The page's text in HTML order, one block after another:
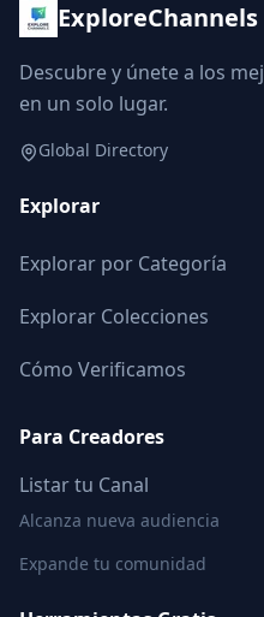
ExploreChannels
Descubre y únete a los
en un solo lugar.
Global Directory
Explorar
Explorar por Categoría
Explorar Colecciones
Cómo Verificamos
Para Creadores
Listar tu Canal
Alcanza nueva audiencia
Expande tu comunidad